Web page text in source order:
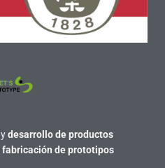
ydesarrollo de productos
fabricación de prototipos